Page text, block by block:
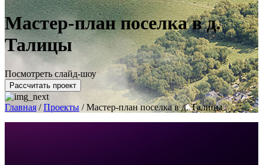
Мастер-план поселка в д.
Талицы
Посмотреть слайд-шоу
Рассчитать проект
Главная /Проекты /Мастер-план поселка в д. Талицы